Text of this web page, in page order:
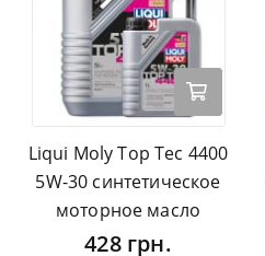
Liqui Moly Top Tec 4400
5W-30 синтетическое
моторное масло
428 грн.